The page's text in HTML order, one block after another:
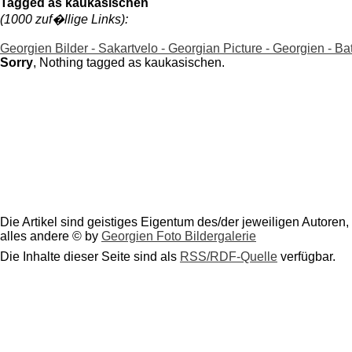
(1000 zuf�llige Links):
Georgien Bilder - Sakartvelo - Georgian Picture - Georgien -
Sorry, Nothing tagged as kaukasischen.
Die Artikel sind geistiges Eigentum des/der jeweiligen Autoren,
alles andere © by Georgien Foto Bildergalerie
Die Inhalte dieser Seite sind als RSS/RDF-Quelle verfügbar.